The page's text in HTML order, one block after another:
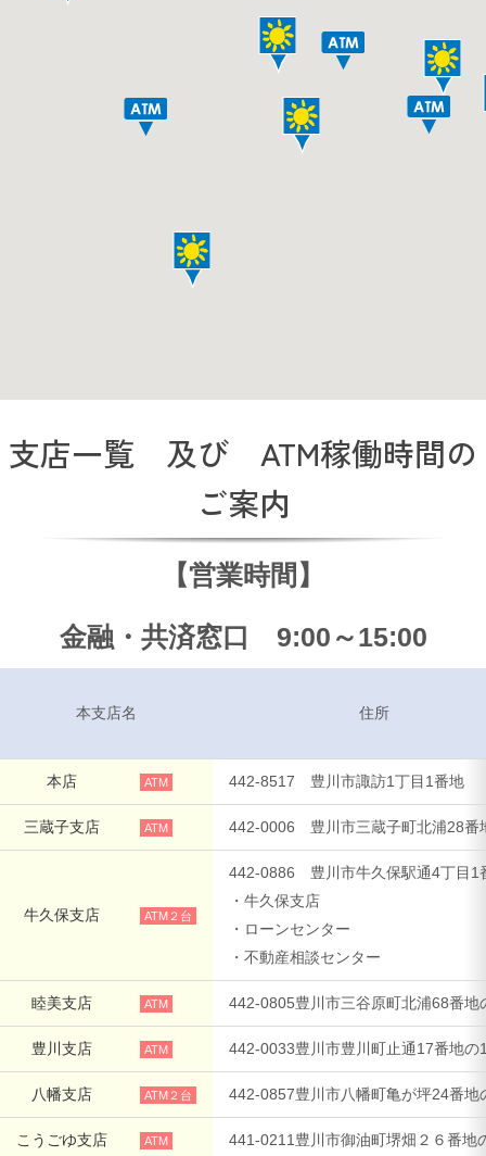
営農資材センター
営農センター
中古農機具情報
不動産
LPガス
介護福祉
ガソリンスタンド
JAバンク・JA共済
JAバンクのご案内
キャンペーン情報
各種金利一覧
支店一覧 及び ATM稼働時間の
ご案内
【営業時間】
金融・共済窓口 9:00～15:00
本支店名 住所
本店 ATM 442-8517 豊川市諏訪1丁目1番地
三蔵子支店 ATM 442-0006 豊川市三蔵子町北浦28番
牛久保支店 ATM２台
442-0886 豊川市牛久保駅通4丁目1
・牛久保支店
・ローンセンター
・不動産相談センター
睦美支店 ATM 442-0805豊川市三谷原町北浦68番地
豊川支店 ATM 442-0033豊川市豊川町止通17番地の
八幡支店 ATM２台 442-0857豊川市八幡町亀が坪24番地
こうごゆ支店 ATM 441-0211豊川市御油町堺畑２６番地